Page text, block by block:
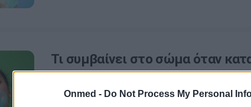
Onmed - Do Not Process My Personal
Τι συμβαίνει στο σώμα όταν
(video)
Τι μπορεί να συμβεί αν καταπιείτε μία